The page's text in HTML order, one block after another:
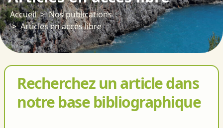
Accueil
Nos publications
Articles en accès libre
Recherchez un article dans
notre base bibliographique